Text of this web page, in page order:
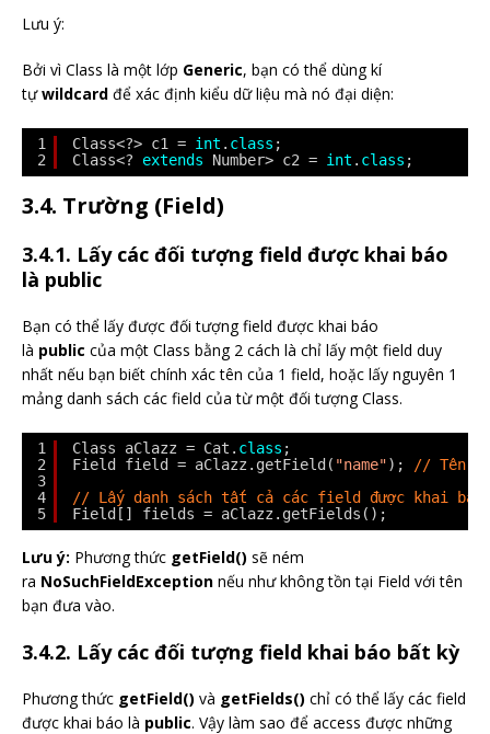
Lưu ý:
Bởi vì Class là một lớp Generic, bạn có thể dùng kí
tựwildcard để xác định kiểu dữ liệu mà nó đại diện:
1
2
Class<?> c1 = int . class ;
Class<? extends Number> c2 = int . class ;
3.4. Trường (Field)
3.4.1. Lấy các đối tượng field được khai báo
là public
Bạn có thể lấy được đối tượng field được khai báo
là public của một Class bằng 2 cách là chỉ lấy một field duy
nhất nếu bạn biết chính xác tên của 1 field, hoặc lấy nguyên 1
mảng danh sách các field của từ một đối tượng Class.
1
2
3
4
5
Class aClazz = Cat. class ;
Field field = aClazz.getField( "name");
// Tên
// Lấy danh sách tất cả các field được khai
Field[] fields = aClazz.getFields();
Lưu ý: Phương thức getField() sẽ ném
ra NoSuchFieldException nếu như không tồn tại Field với tên
bạn đưa vào.
3.4.2. Lấy các đối tượng field khai báo bất kỳ
Phương thức getField() và getFields() chỉ có thể lấy các field
được khai báo là public. Vậy làm sao để access được những